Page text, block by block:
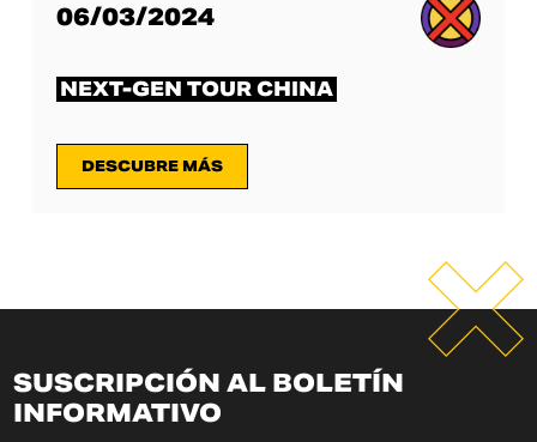
06/03/2024
NEXT-GEN TOUR CHINA
DESCUBRE MÁS
SUSCRIPCIÓN AL BOLETÍN
INFORMATIVO